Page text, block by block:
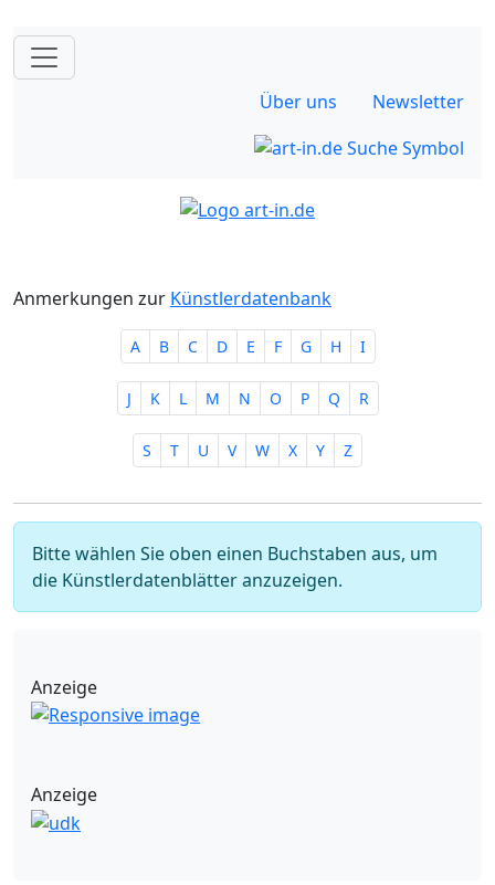
Über uns Newsletter
Anmerkungen zur Künstlerdatenbank
A B C D E F G H I
J K L M N O P Q R
S T U V W X Y Z
Bitte wählen Sie oben einen Buchstaben aus, um
die Künstlerdatenblätter anzuzeigen.
Anzeige
Anzeige